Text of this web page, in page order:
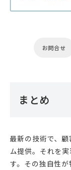
お問合せ
まとめ
最新の技術で、
ム提供。それを
す。その独自性